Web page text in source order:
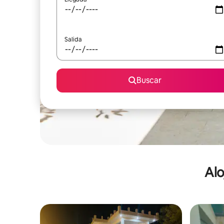
Salida
Buscar